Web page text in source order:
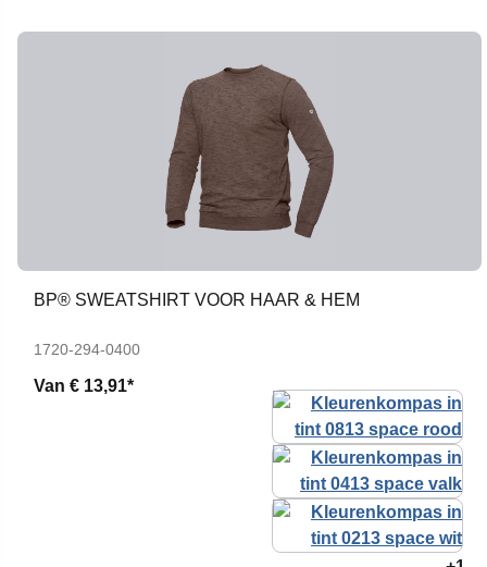
BP® SWEATSHIRT VOOR HAAR & HEM
1720-294-0400
Van € 13,91*